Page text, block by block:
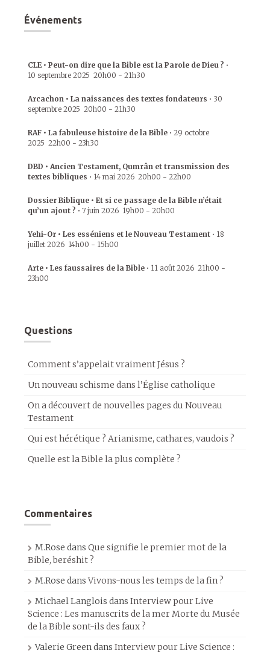
Événements
CLE • Peut-on dire que la Bible est la Parole de Dieu ? •
10 septembre 2025 20h00 - 21h30
Arcachon • La naissances des textes fondateurs • 30
septembre 2025 20h00 - 21h30
RAF • La fabuleuse histoire de la Bible • 29 octobre
2025 22h00 - 23h30
DBD • Ancien Testament, Qumrân et transmission des
textes bibliques • 14 mai 2026 20h00 - 22h00
Dossier Biblique • Et si ce passage de la Bible n’était
qu’un ajout ? • 7 juin 2026 19h00 - 20h00
Yehi-Or • Les esséniens et le Nouveau Testament • 18
juillet 2026 14h00 - 15h00
Arte • Les faussaires de la Bible • 11 août 2026 21h00 -
23h00
Questions
Comment s’appelait vraiment Jésus ?
Un nouveau schisme dans l’Église catholique
On a découvert de nouvelles pages du Nouveau
Testament
Qui est hérétique ? Arianisme, cathares, vaudois ?
Quelle est la Bible la plus complète ?
Commentaires
M.Rose dans Que signifie le premier mot de la
Bible, beréshit ?
M.Rose dansVivons-nous les temps de la fin ?
Michael Langlois dans Interview pour Live
Science : Les manuscrits de la mer Morte du Musée
de la Bible sont-ils des faux ?
Valerie Greendans Interview pour Live Science :